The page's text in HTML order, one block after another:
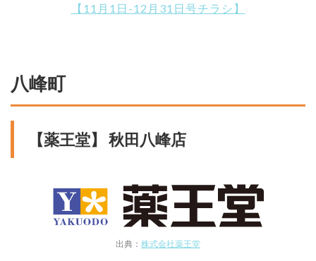
【11月1日-12月31日号チラシ】
八峰町
【薬王堂】 秋田八峰店
出典： 株式会社薬王堂